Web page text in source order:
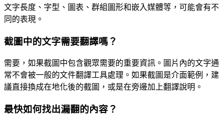
文字長度、字型、圖表、群組圖形和嵌入媒體等，可能會有不
同的表現。
截圖中的文字需要翻譯嗎？
需要，如果截圖中包含觀眾需要的重要資訊。圖片內的文字通
常不會被一般的文件翻譯工具處理。如果截圖是介面範例，建
議直接換成在地化後的截圖，或是在旁邊加上翻譯說明。
最快如何找出漏翻的內容？